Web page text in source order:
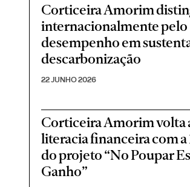
Corticeira Amorim
internacionalmente pelo
desempenho em
descarbonização
22 JUNHO 2026
Corticeira Amorim volta
literacia financeira com a
do projeto “No Poupar
Ganho”